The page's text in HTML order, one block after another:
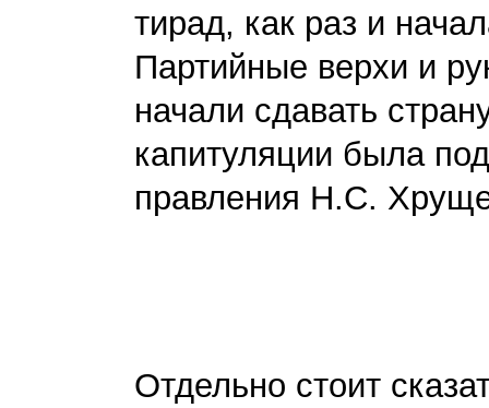
тирад, как раз и
Партийные верхи и
начали сдавать
капитуляции была
правления Н.С.
Отдельно стоит